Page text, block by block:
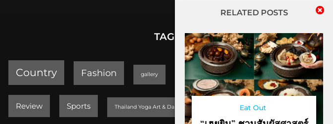
RELATED POSTS
Eat Out
TAGS
Country Fashion gallery GEOPARK lifestyle
Review Sports Thailand Yoga Art & Dance 2019 Trending